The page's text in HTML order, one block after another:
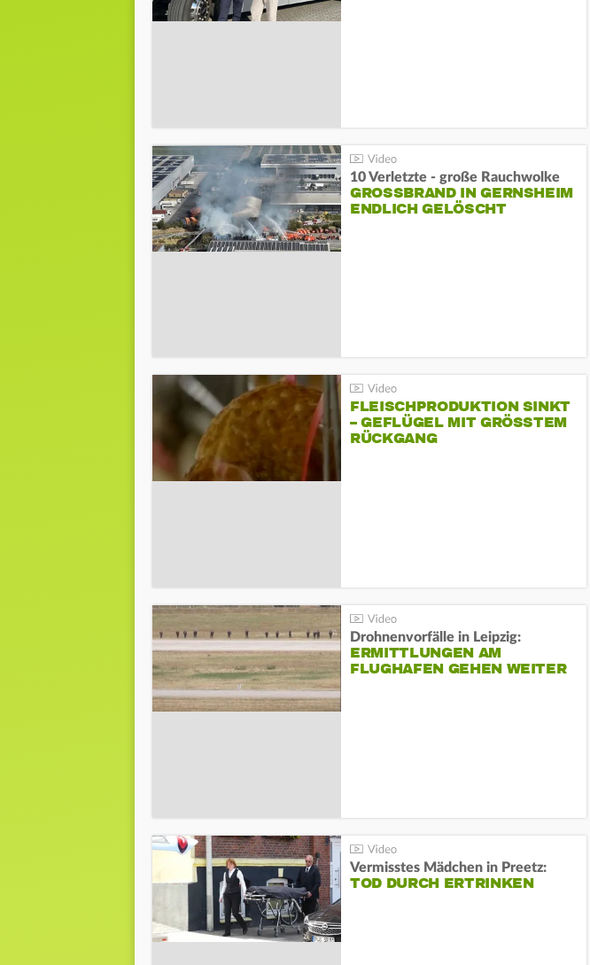
10 Verletzte - große Rauchwolke
GROSSBRAND IN GERNSHEIM E
NDLICH GELÖSCHT
FLEISCHPRODUKTION SINKT
– GEFLÜGEL MIT GRÖSSTEM R
ÜCKGANG
Drohnenvorfälle in Leipzig:
ERMITTLUNGEN AM
FLUGHAFEN GEHEN WEITER
Vermisstes Mädchen in Preetz:
TOD DURCH ERTRINKEN